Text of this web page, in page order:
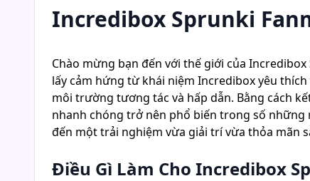
Incredibox Sprunki
Chào mừng bạn đến với thế giới của
lấy cảm hứng từ khái niệm Incredibox yêu
môi trường tương tác và hấp dẫn. Bằng cách
nhanh chóng trở nên phổ biến trong số những
đến một trải nghiệm vừa giải trí vừa thỏa mãn
Điều Gì Làm Cho Incredibox